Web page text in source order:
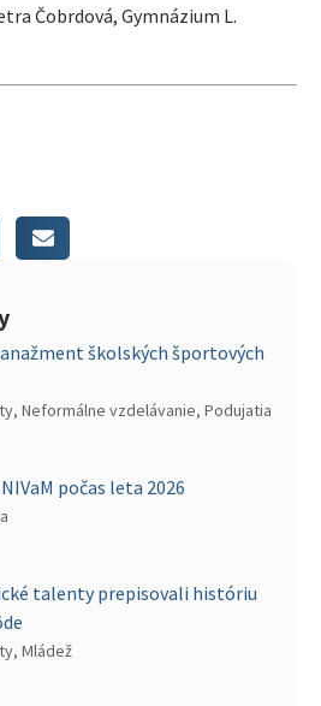
Čobrdová, Gymnázium L.
školských športových
Neformálne vzdelávanie, Podujatia
počas leta 2026
talenty prepisovali históriu
Mládež